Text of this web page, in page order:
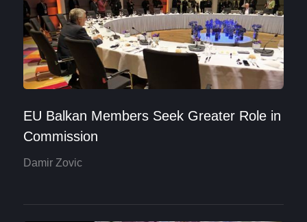
EU Balkan Members Seek Greater Role in
Commission
Damir Zovic